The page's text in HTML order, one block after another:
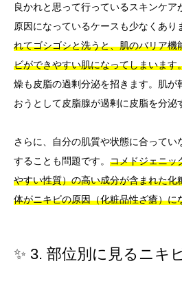
良かれと思って行っているスキンケア
原因になっているケースも少なくあり
れてゴシゴシと洗うと、肌のバリア機
ビができやすい肌になってしまいます
燥も皮脂の過剰分泌を招きます。肌が
おうとして皮脂腺が過剰に皮脂を分泌
さらに、自分の肌質や状態に合ってい
することも問題です。 コメドジェニッ
やすい性質）の高い成分が含まれた化
体がニキビの原因（化粧品性ざ瘡）に
✨ 3. 部位別に見るニキ